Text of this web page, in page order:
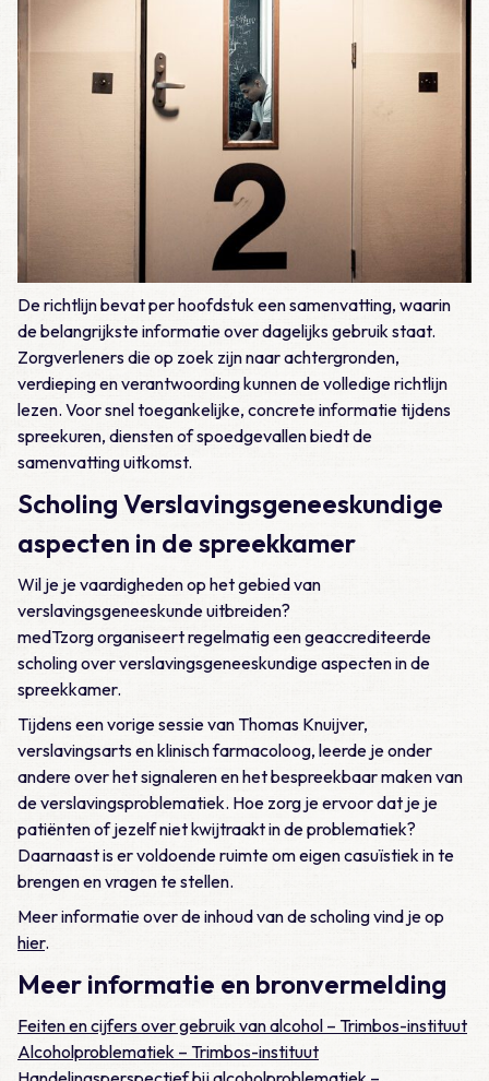
De richtlijn bevat per hoofdstuk een samenvatting, waarin
de belangrijkste informatie over dagelijks gebruik staat.
Zorgverleners die op zoek zijn naar achtergronden,
verdieping en verantwoording kunnen de volledige richtlijn
lezen. Voor snel toegankelijke, concrete informatie tijdens
spreekuren, diensten of spoedgevallen biedt de
samenvatting uitkomst.
Scholing Verslavingsgeneeskundige
aspecten in de spreekkamer
Wil je je vaardigheden op het gebied van
verslavingsgeneeskunde uitbreiden?
medTzorg organiseert regelmatig een geaccrediteerde
scholing over verslavingsgeneeskundige aspecten in de
spreekkamer.
Tijdens een vorige sessie van Thomas Knuijver,
verslavingsarts en klinisch farmacoloog, leerde je onder
andere over het signaleren en het bespreekbaar maken van
de verslavingsproblematiek. Hoe zorg je ervoor dat je je
patiënten of jezelf niet kwijtraakt in de problematiek?
Daarnaast is er voldoende ruimte om eigen casuïstiek in te
brengen en vragen te stellen.
Meer informatie over de inhoud van de scholing vind je op
hier.
Meer informatie en bronvermelding
Feiten en cijfers over gebruik van alcohol – Trimbos-instituut
Alcoholproblematiek – Trimbos-instituut